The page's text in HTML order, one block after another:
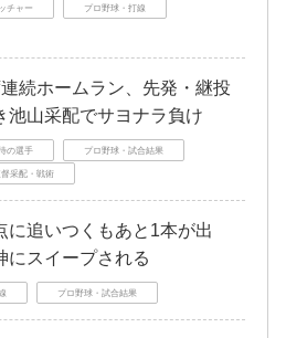
チャー プロ野球・打線
続ホームラン、先発・継投
池山采配でサヨナラ負け
の選手 プロ野球・試合結果
采配・戦術
に追いつくもあと1本が出
にスイープされる
プロ野球・試合結果